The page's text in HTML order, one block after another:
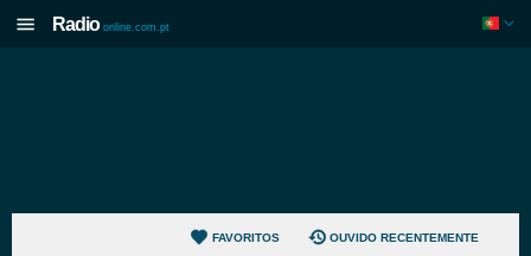
Radio online.com.pt
FAVORITOS OUVIDO RECENTEMENTE